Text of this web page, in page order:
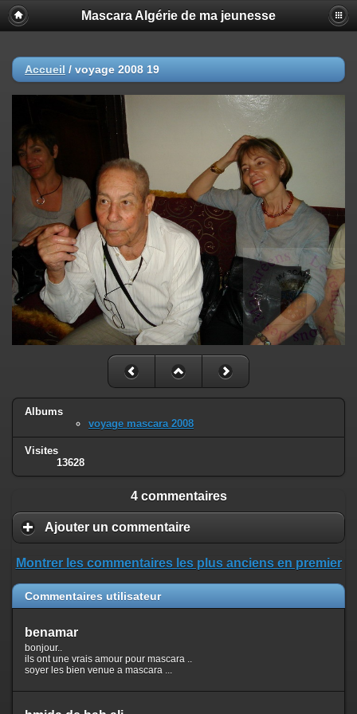
Mascara Algérie de ma jeunesse
Accueil / voyage 2008 19
Albums
voyage mascara 2008
Visites
13628
4 commentaires
Ajouter un commentaire
Montrer les commentaires les plus anciens en premier
Commentaires utilisateur
benamar
bonjour..
ils ont une vrais amour pour mascara ..
soyer les bien venue a mascara ...